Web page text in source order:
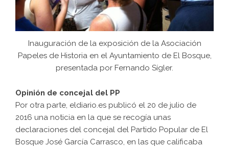
Inauguración de la exposición de la Asociación
Papeles de Historia en el Ayuntamiento de El Bosque,
presentada por Fernando Sígler.
Opinión de concejal del PP
Por otra parte, eldiario.es publicó el 20 de julio de
2016 una noticia en la que se recogía unas
declaraciones del concejal del Partido Popular de El
Bosque José García Carrasco, en las que calificaba